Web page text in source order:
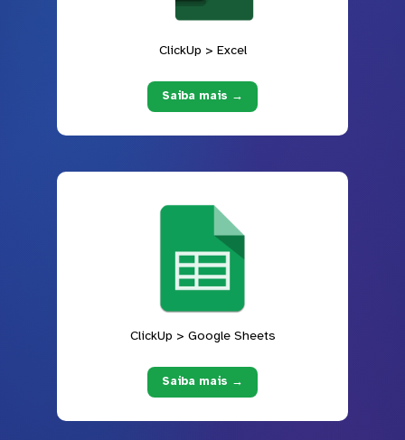
ClickUp > Excel
Saiba mais →
ClickUp > Google Sheets
Saiba mais →